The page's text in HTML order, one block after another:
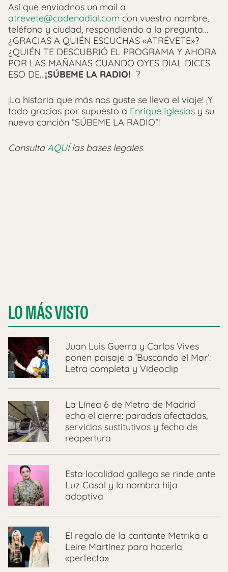
Así que enviadnos un mail a
atrevete@cadenadial.com con vuestro nombre,
teléfono y ciudad, respondiendo a la pregunta…
¿GRACIAS A QUIÉN ESCUCHAS «ATRÉVETE»?
¿QUIÉN TE DESCUBRIÓ EL PROGRAMA Y AHORA
POR LAS MAÑANAS CUANDO OYES DIAL DICES
ESO DE…¡SÚBEME LA RADIO! ?
¡La historia que más nos guste se lleva el viaje! ¡Y
todo gracias por supuesto a Enrique Iglesias y su
nueva canción “SÚBEME LA RADIO”!
ConsultaAQUÍlas bases legales
LO MÁS VISTO
Juan Luis Guerra y Carlos Vives
ponen paisaje a ‘Buscando el Mar’:
Letra completa y Videoclip
La Línea 6 de Metro de Madrid
echa el cierre: paradas afectadas,
servicios sustitutivos y fecha de
reapertura
Esta localidad gallega se rinde ante
Luz Casal y la nombra hija
adoptiva
El regalo de la cantante Metrika a
Leire Martínez para hacerla
«perfecta»